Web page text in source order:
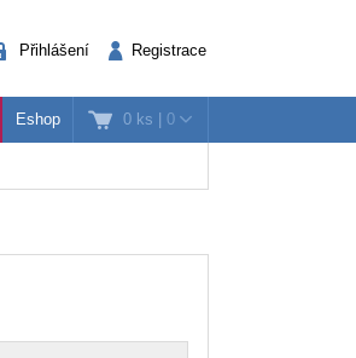
Přihlášení Registrace
0 ks | 0
Eshop